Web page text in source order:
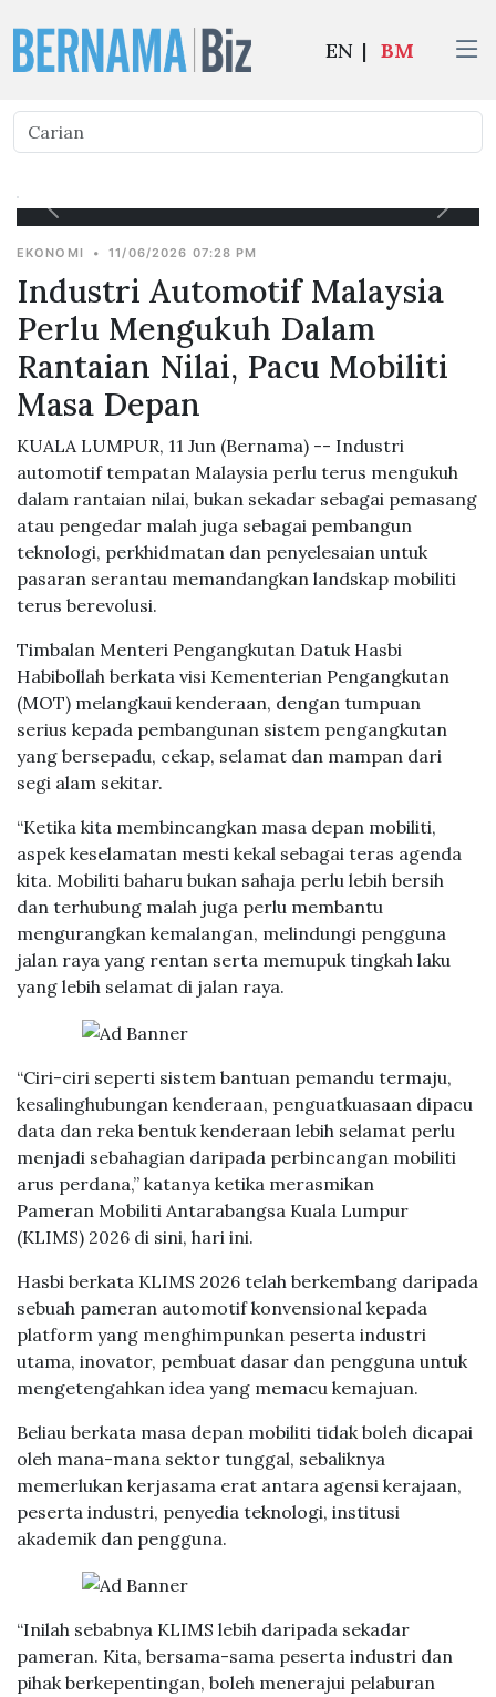
EN | BM
EKONOMI • 11/06/2026 07:28 PM
Industri Automotif Malaysia
Perlu Mengukuh Dalam
Rantaian Nilai, Pacu Mobiliti
Masa Depan
KUALA LUMPUR, 11 Jun (Bernama) -- Industri
automotif tempatan Malaysia perlu terus mengukuh
dalam rantaian nilai, bukan sekadar sebagai pemasang
atau pengedar malah juga sebagai pembangun
teknologi, perkhidmatan dan penyelesaian untuk
pasaran serantau memandangkan landskap mobiliti
terus berevolusi.
Timbalan Menteri Pengangkutan Datuk Hasbi
Habibollah berkata visi Kementerian Pengangkutan
(MOT) melangkaui kenderaan, dengan tumpuan
serius kepada pembangunan sistem pengangkutan
yang bersepadu, cekap, selamat dan mampan dari
segi alam sekitar.
“Ketika kita membincangkan masa depan mobiliti,
aspek keselamatan mesti kekal sebagai teras agenda
kita. Mobiliti baharu bukan sahaja perlu lebih bersih
dan terhubung malah juga perlu membantu
mengurangkan kemalangan, melindungi pengguna
jalan raya yang rentan serta memupuk tingkah laku
yang lebih selamat di jalan raya.
“Ciri-ciri seperti sistem bantuan pemandu termaju,
kesalinghubungan kenderaan, penguatkuasaan dipacu
data dan reka bentuk kenderaan lebih selamat perlu
menjadi sebahagian daripada perbincangan mobiliti
arus perdana,” katanya ketika merasmikan
Pameran Mobiliti Antarabangsa Kuala Lumpur
(KLIMS) 2026 di sini, hari ini.
Hasbi berkata KLIMS 2026 telah berkembang daripada
sebuah pameran automotif konvensional kepada
platform yang menghimpunkan peserta industri
utama, inovator, pembuat dasar dan pengguna untuk
mengetengahkan idea yang memacu kemajuan.
Beliau berkata masa depan mobiliti tidak boleh dicapai
oleh mana-mana sektor tunggal, sebaliknya
memerlukan kerjasama erat antara agensi kerajaan,
peserta industri, penyedia teknologi, institusi
akademik dan pengguna.
“Inilah sebabnya KLIMS lebih daripada sekadar
pameran. Kita, bersama-sama peserta industri dan
pihak berkepentingan, boleh menerajui pelaburan